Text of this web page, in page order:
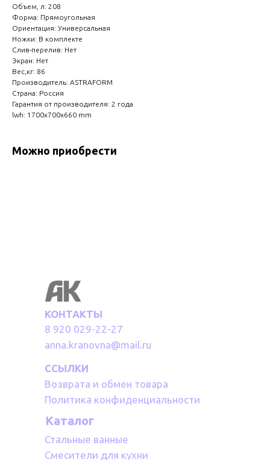
Объем, л: 208
Форма: Прямоугольная
Ориентация: Универсальная
Ножки: В комплекте
Слив-перелив: Нет
Экран: Нет
Вес,кг: 86
Производитель: ASTRAFORM
Страна: Россия
Гарантия от производителя: 2 года
lwh: 1700x700x660 mm
Можно приобрести
КОНТАКТЫ
8 920 029-22-27
anna.kranovna@mail.ru
ССЫЛКИ
Возврата и обмен товара
Политика конфиденциальности
Каталог
Стальные ванные
Смесители для кухни